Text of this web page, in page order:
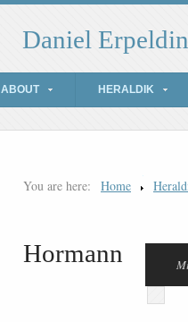
Daniel
ABOUT HERALDIK
You are here: Home
Hormann